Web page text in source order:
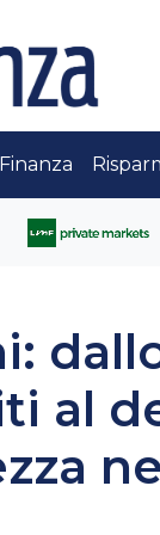
Finanza
al